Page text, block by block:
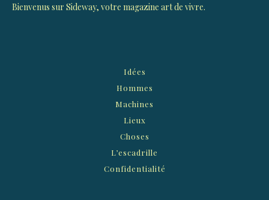
Bienvenus sur Sideway, votre magazine art de vivre.
Idées
Hommes
Machines
Lieux
Choses
L’escadrille
Confidentialité